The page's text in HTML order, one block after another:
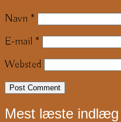
Navn *
E-mail *
Websted
Mest læste indlæg